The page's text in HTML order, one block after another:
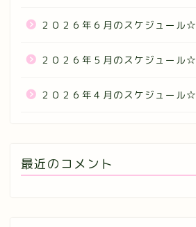
２０２６年６月のスケジュール☆
２０２６年５月のスケジュール☆
２０２６年４月のスケジュール☆
最近のコメント